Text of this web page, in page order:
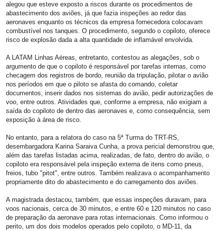
alegou que esteve exposto a riscos durante os procedimentos de
abastecimento dos aviões, já que fazia inspeções ao redor das
aeronaves enquanto os técnicos da empresa fornecedora colocavam
combustível nos tanques. O procedimento, segundo o copiloto, oferece
risco de explosão dada a alta quantidade de inflamável envolvida.
A LATAM Linhas Aéreas, entretanto, contestou as alegações, sob o
argumento de que o copiloto é responsável por tarefas internas, como
checagem dos registros de bordo, reunião da tripulação, pilotar o avião
nos períodos em que o piloto se afasta do comando, coletar
documentos, inserir dados nos sistemas do avião, pedir autorizações de
voo, entre outros. Atividades que, conforme a empresa, não exigiam a
saída do copiloto de dentro das aeronaves e, como consequência, sem
exposição à área de risco.
No entanto, para a relatora do caso na 5ª Turma do TRT-RS,
desembargadora Karina Saraiva Cunha, a prova pericial demonstrou que,
além das tarefas listadas acima, realizadas, de fato, dentro do avião, o
copiloto era responsável pela inspeção externa de itens como pneus,
freios, tubo "pitot", entre outros. Também realizava o acompanhamento
propriamente dito do abastecimento e do carregamento dos aviões.
A magistrada destacou, também, que essas inspeções duravam, para
voos nacionais, cerca de 30 minutos, e entre 60 e 120 minutos no caso
de preparação da aeronave para rotas internacionais. Como informou o
perito, um dos dois modelos operados pelo copiloto, o MD-11, da